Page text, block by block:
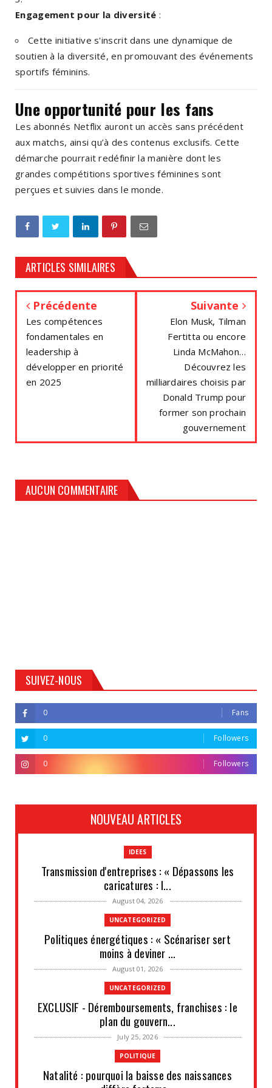
Engagement pour la diversité :
Cette initiative s'inscrit dans une dynamique de
soutien à la diversité, en promouvant des événements
sportifs féminins.
Une opportunité pour les fans
Les abonnés Netflix auront un accès sans précédent
aux matchs, ainsi qu’à des contenus exclusifs. Cette
démarche pourrait redéfinir la manière dont les
grandes compétitions sportives féminines sont
perçues et suivies dans le monde.
ARTICLES SIMILAIRES
Précédente
Les compétences
fondamentales en
leadership à
développer en priorité
en 2025
Suivante
Elon Musk, Tilman
Fertitta ou encore
Linda McMahon…
Découvrez les
milliardaires choisis par
Donald Trump pour
former son prochain
gouvernement
AUCUN COMMENTAIRE
SUIVEZ-NOUS
0 Fans
0 Followers
0 Followers
NOUVEAU ARTICLES
IDEES
Transmission d'entreprises : « Dépassons les
caricatures : l...
August 04, 2026
UNCATEGORIZED
Politiques énergétiques : « Scénariser sert
moins à deviner ...
August 01, 2026
UNCATEGORIZED
EXCLUSIF - Déremboursements, franchises : le
plan du gouvern...
July 25, 2026
POLITIQUE
Natalité : pourquoi la baisse des naissances